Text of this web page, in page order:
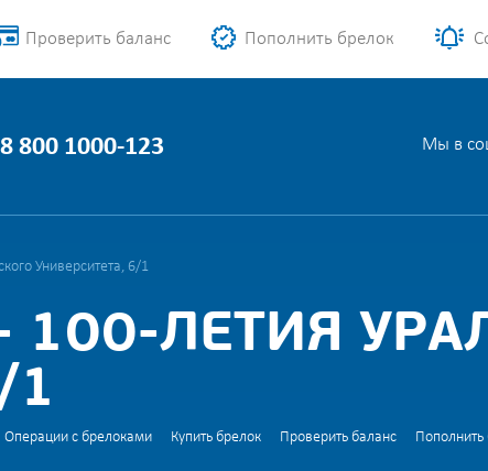
Проверить баланс Пополнить брелок
8 800 1000-123 Мы в
Университета, 6/1
ЛЕТИЯ
1
Операции с брелоками Купить брелок Проверить баланс Пополнить